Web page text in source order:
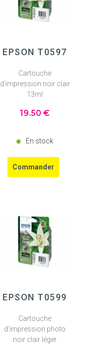
EPSON T0597
Cartouche
d'impression noir clair
13ml
19.50 €
En stock
EPSON T0599
Cartouche
d'impression photo
noir clair léger